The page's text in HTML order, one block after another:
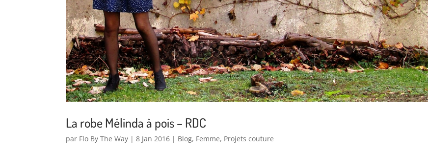
La robe Mélinda à pois – RDC
par Flo By The Way |8 Jan 2016 | Blog, Femme, Projets couture